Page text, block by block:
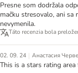
Presne som dodržala
mačku stresovalo, ani sa
nevymenila.
Táto recenzia bola
02. 09. 24 | Анастасия
This is a stars rating